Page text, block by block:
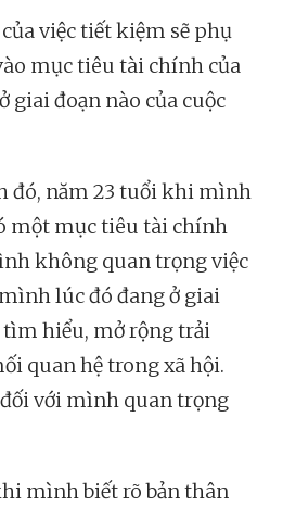
việc tiết kiệm sẽ phụ
mục tiêu tài chính của
giai đoạn nào của cuộc
đó, năm 23 tuổi khi mình
một mục tiêu tài chính
không quan trọng việc
lúc đó đang ở giai
hiểu, mở rộng trải
quan hệ trong xã hội.
với mình quan trọng
mình biết rõ bản thân